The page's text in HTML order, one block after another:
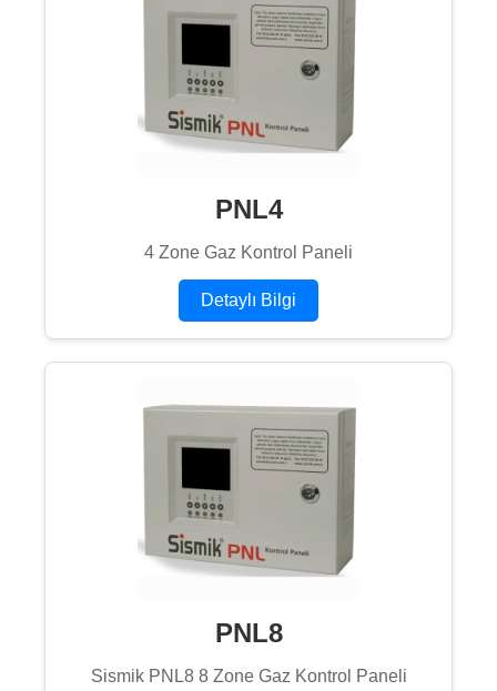
PNL4
4 Zone Gaz Kontrol Paneli
Detaylı Bilgi
PNL8
Sismik PNL8 8 Zone Gaz Kontrol Paneli